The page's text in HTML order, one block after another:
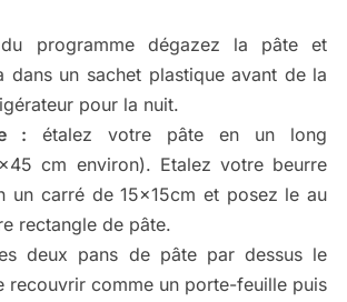
programme dégazez la pâte et
dans un sachet plastique avant de la
pour la nuit.
: étalez votre pâte en un long
cm environ). Etalez votre beurre
un carré de 15x15cm et posez le au
rectangle de pâte.
deux pans de pâte par dessus le
recouvrir comme un porte-feuille puis